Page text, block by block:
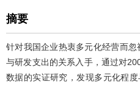
摘要
针对我国企业热衷多元化经营而
与研发支出的关系入手，通过对
数据的实证研究，发现多元化程